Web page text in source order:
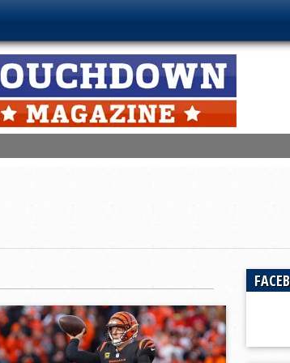
bene Guelfi e Aquile